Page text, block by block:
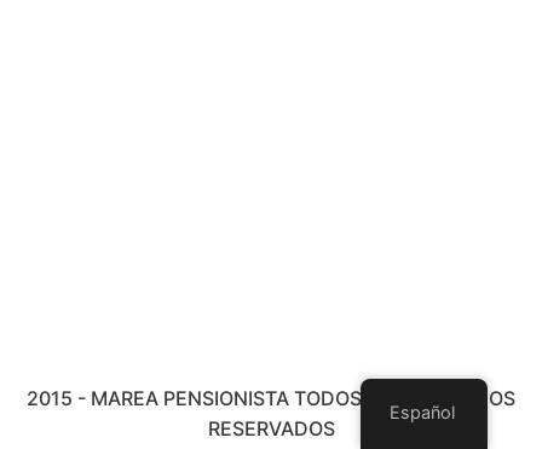
2015 - MAREA PENSIONISTA TODOS LOS DERECHOS
RESERVADOS
Español